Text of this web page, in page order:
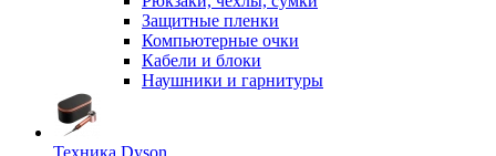
Защитные пленки
Компьютерные очки
Кабели и блоки
Наушники и гарнитуры
Техника Dyson